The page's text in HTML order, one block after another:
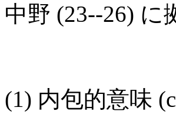
中野 (23--26)
(1) 内包的意味